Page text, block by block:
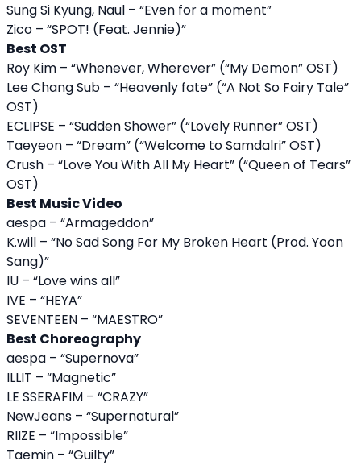
Sung Si Kyung, Naul – “Even for a moment”
Zico – “SPOT! (Feat. Jennie)”
Best OST
Roy Kim – “Whenever, Wherever” (“My Demon” OST)
Lee Chang Sub – “Heavenly fate” (“A Not So Fairy Tale”
OST)
ECLIPSE – “Sudden Shower” (“Lovely Runner” OST)
Taeyeon – “Dream” (“Welcome to Samdalri” OST)
Crush – “Love You With All My Heart” (“Queen of Tears”
OST)
Best Music Video
aespa – “Armageddon”
K.will – “No Sad Song For My Broken Heart (Prod. Yoon
Sang)”
IU – “Love wins all”
IVE – “HEYA”
SEVENTEEN – “MAESTRO”
Best Choreography
aespa – “Supernova”
ILLIT – “Magnetic”
LE SSERAFIM – “CRAZY”
NewJeans – “Supernatural”
RIIZE – “Impossible”
Taemin – “Guilty”